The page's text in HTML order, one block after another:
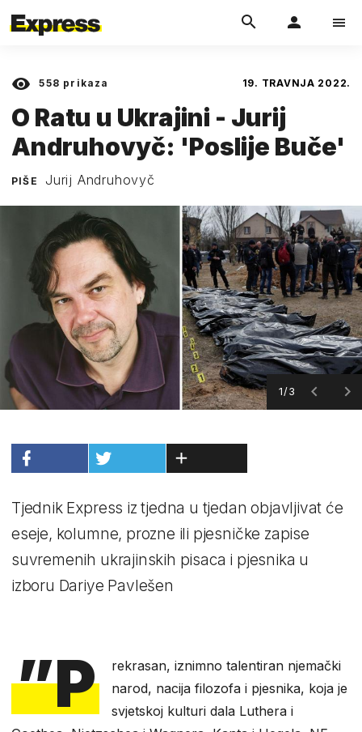
558 prikaza 19. TRAVNJA 2022.
O Ratu u Ukrajini - Jurij
Andruhovyč: 'Poslije Buče'
PIŠE Jurij Andruhovyč
1/3
Tjednik Express iz tjedna u tjedan objavljivat će
eseje, kolumne, prozne ili pjesničke zapise
suvremenih ukrajinskih pisaca i pjesnika u
izboru Dariye Pavlešen
”P
rekrasan, iznimno talentiran njemački
narod, nacija filozofa i pjesnika, koja je
svjetskoj kulturi dala Luthera i